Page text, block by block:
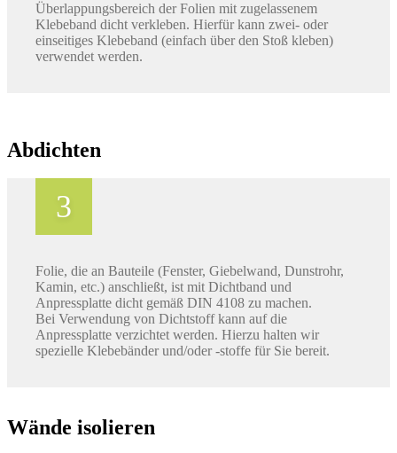
Überlappungsbereich der Folien mit zugelassenem
Klebeband dicht verkleben. Hierfür kann zwei- oder
einseitiges Klebeband (einfach über den Stoß kleben)
verwendet werden.
Abdichten
Folie, die an Bauteile (Fenster, Giebelwand, Dunstrohr,
Kamin, etc.) anschließt, ist mit Dichtband und
Anpressplatte dicht gemäß DIN 4108 zu machen.
Bei Verwendung von Dichtstoff kann auf die
Anpressplatte verzichtet werden. Hierzu halten wir
spezielle Klebebänder und/oder -stoffe für Sie bereit.
Wände isolieren